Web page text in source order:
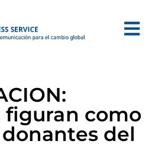
figuran como
del